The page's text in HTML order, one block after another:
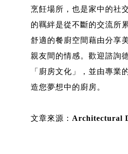
烹飪場所，也是家中的社
的羈絆是從不斷的交流所
舒適的餐廚空間藉由分享
親友間的情感。歡迎諮詢
「廚房文化」，並由專業
造您夢想中的廚房。
文章來源： Architectural